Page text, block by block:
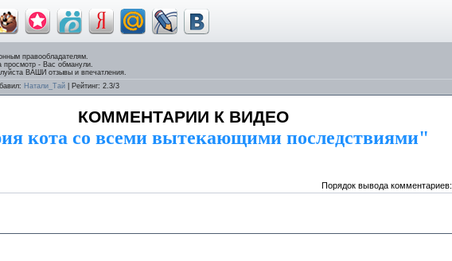
правообладателям.
просмотр - Вас обманули.
ВАШИ отзывы и впечатления.
: Натали_Тай Рейтинг: 2.3/3
КОММЕНТАРИИ К ВИДЕО
кота со всеми вытекающими последствиями"
Порядок вывода комментариев: